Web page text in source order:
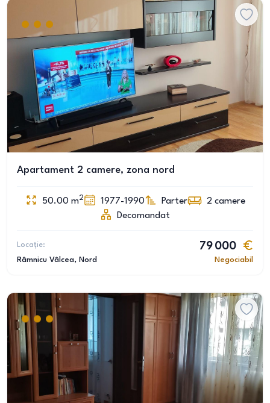
Apartament 2 camere, zona nord
50.00 m2 1977-1990 Parter 2 camere
Decomandat
Locație:
Râmnicu Vâlcea, Nord
79 000
Negociabil